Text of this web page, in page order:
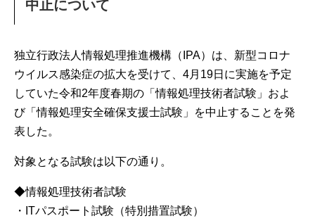
中止について
独立行政法人情報処理推進機構（IPA）は、新型コロナ
ウイルス感染症の拡大を受けて、4月19日に実施を予定
していた令和2年度春期の「情報処理技術者試験」およ
び「情報処理安全確保支援士試験」を中止することを発
表した。
対象となる試験は以下の通り。
◆情報処理技術者試験
・ITパスポート試験（特別措置試験）